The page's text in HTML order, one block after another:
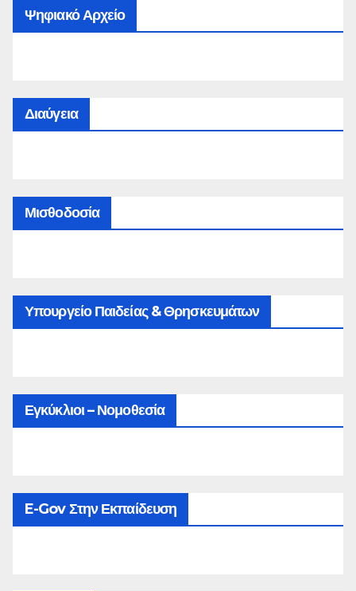
Ψηφιακό Αρχείο
Διαύγεια
Μισθοδοσία
Υπουργείο Παιδείας & Θρησκευμάτων
Εγκύκλιοι – Νομοθεσία
E-Gov Στην Εκπαίδευση